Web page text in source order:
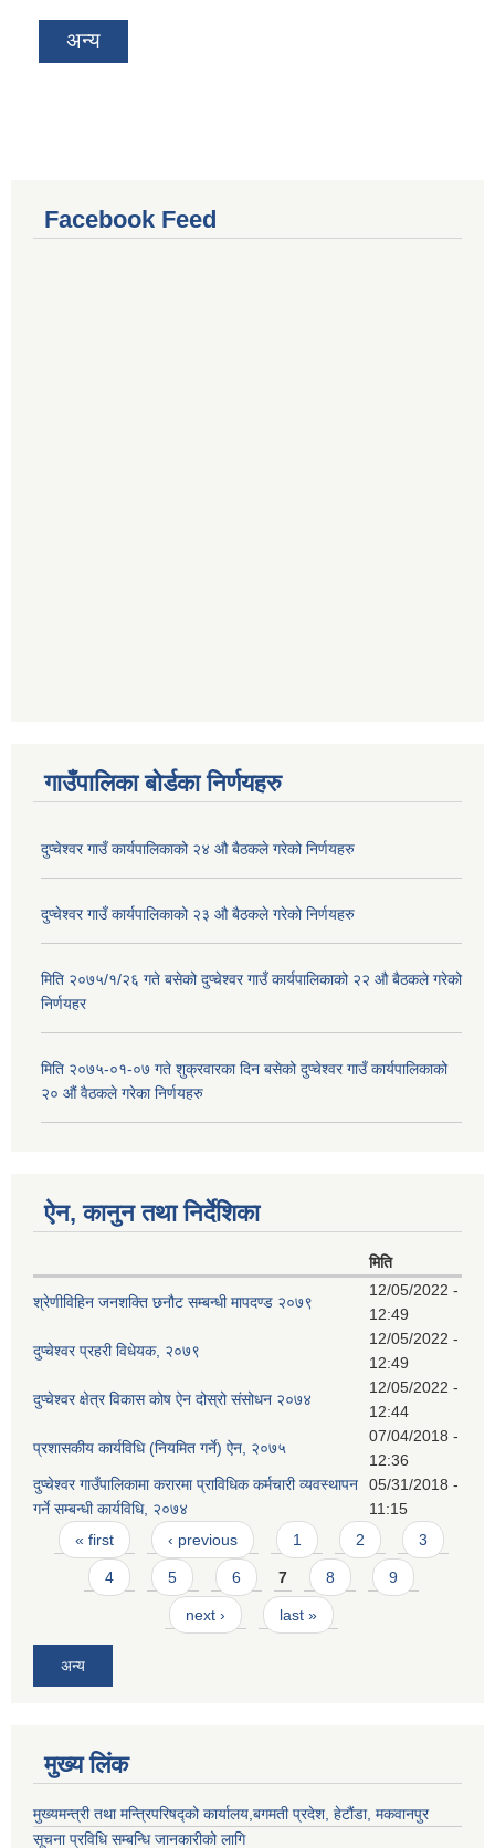
अन्य
Facebook Feed
गाउँपालिका बोर्डका निर्णयहरु
दुप्चेश्वर गाउँ कार्यपालिकाको २४ औ बैठकले गरेको निर्णयहरु
दुप्चेश्वर गाउँ कार्यपालिकाको २३ औ बैठकले गरेको निर्णयहरु
मिति २०७५/१/२६ गते बसेको दुप्चेश्वर गाउँ कार्यपालिकाको २२ औ बैठकले गरेको
निर्णयहर
मिति २०७५-०१-०७ गते शुक्रवारका दिन बसेको दुप्चेश्वर गाउँ कार्यपालिकाको
२० औं वैठकले गरेका निर्णयहरु
ऐन, कानुन तथा निर्देशिका
मिति
श्रेणीविहिन जनशक्ति छनौट सम्बन्धी मापदण्ड २०७९
12/05/2022 -
12:49
दुप्चेश्वर प्रहरी विधेयक, २०७९
12/05/2022 -
12:49
दुप्चेश्वर क्षेत्र विकास कोष ऐन दोस्रो संसोधन २०७४
12/05/2022 -
12:44
प्रशासकीय कार्यविधि (नियमित गर्ने) ऐन, २०७५
07/04/2018 -
12:36
दुप्चेश्वर गाउँपालिकामा करारमा प्राविधिक कर्मचारी व्यवस्थापन
गर्ने सम्बन्धी कार्यविधि, २०७४
05/31/2018 -
11:15
Pages
« first ‹ previous 1 2 3
4 5 6 7 8 9
next › last »
अन्य
मुख्य लिंक
मुख्यमन्त्री तथा मन्त्रिपरिषद्को कार्यालय,बगमती प्रदेश, हेटौंडा, मकवानपुर
सूचना प्रविधि सम्बन्धि जानकारीको लागि